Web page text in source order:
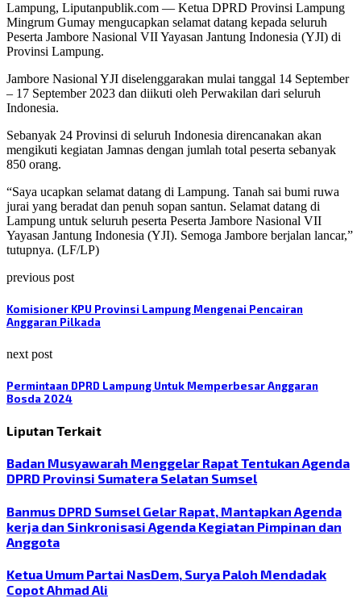
Lampung, Liputanpublik.com — Ketua DPRD Provinsi Lampung
Mingrum Gumay mengucapkan selamat datang kepada seluruh
Peserta Jambore Nasional VII Yayasan Jantung Indonesia (YJI) di
Provinsi Lampung.
Jambore Nasional YJI diselenggarakan mulai tanggal 14 September
– 17 September 2023 dan diikuti oleh Perwakilan dari seluruh
Indonesia.
Sebanyak 24 Provinsi di seluruh Indonesia direncanakan akan
mengikuti kegiatan Jamnas dengan jumlah total peserta sebanyak
850 orang.
“Saya ucapkan selamat datang di Lampung. Tanah sai bumi ruwa
jurai yang beradat dan penuh sopan santun. Selamat datang di
Lampung untuk seluruh peserta Peserta Jambore Nasional VII
Yayasan Jantung Indonesia (YJI). Semoga Jambore berjalan lancar,”
tutupnya. (LF/LP)
previous post
Komisioner KPU Provinsi Lampung Mengenai Pencairan
Anggaran Pilkada
next post
Permintaan DPRD Lampung Untuk Memperbesar Anggaran
Bosda 2024
Liputan Terkait
Badan Musyawarah Menggelar Rapat Tentukan Agenda
DPRD Provinsi Sumatera Selatan Sumsel
Banmus DPRD Sumsel Gelar Rapat, Mantapkan Agenda
kerja dan Sinkronisasi Agenda Kegiatan Pimpinan dan
Anggota
Ketua Umum Partai NasDem, Surya Paloh Mendadak
Copot Ahmad Ali